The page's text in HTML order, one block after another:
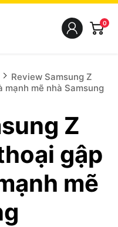
0
Review Samsung Z
mẽ nhà Samsung
Z
gập
mẽ